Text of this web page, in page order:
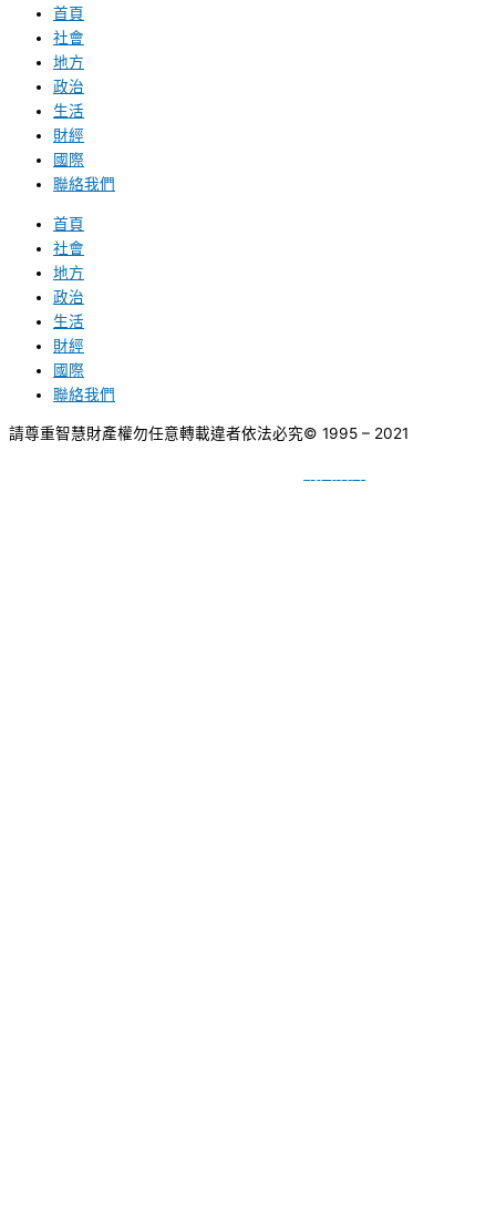
首頁
社會
地方
政治
生活
財經
國際
聯絡我們
首頁
社會
地方
政治
生活
財經
國際
聯絡我們
請尊重智慧財產權勿任意轉載違者依法必究© 1995 – 2021